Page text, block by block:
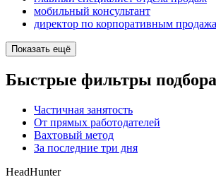
мобильный консультант
директор по корпоративным
Показать ещё
Быстрые фильтры
Частичная занятость
От прямых работодателей
Вахтовый метод
За последние три дня
HeadHunter